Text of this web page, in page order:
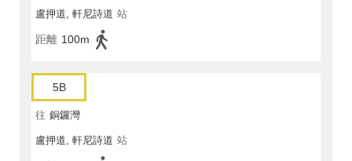
盧押道, 軒尼詩道 站
距離 100m
5B
往 銅鑼灣
盧押道, 軒尼詩道 站